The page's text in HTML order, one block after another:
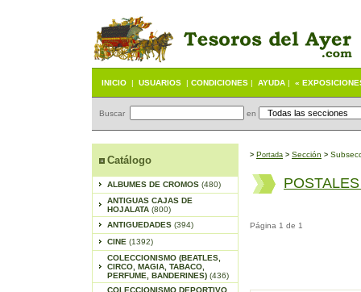
INICIO | USUARIOS | CONDICIONES | AYUDA | «
Buscar en
Catálogo
ALBUMES DE CROMOS (480)
ANTIGUAS CAJAS DE
HOJALATA (800)
ANTIGUEDADES (394)
CINE (1392)
COLECCIONISMO (BEATLES,
CIRCO, MAGIA, TABACO,
PERFUME, BANDERINES) (436)
COLECCIONISMO DEPORTIVO
> Portada > Sección >
Página 1 de 1